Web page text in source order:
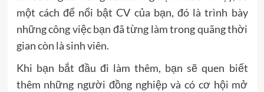
một cách để nổi bật CV của bạn, đó là trình bày
những công việc bạn đã từng làm trong quãng thời
gian còn là sinh viên.
Khi bạn bắt đầu đi làm thêm, bạn sẽ quen biết
thêm những người đồng nghiệp và có cơ hội mở